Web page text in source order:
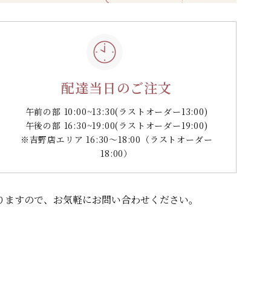
配達当日のご注文
午前の部 10:00~13:30(ラストオーダー13:00)
午後の部 16:30~19:00(ラストオーダー19:00)
※吉野店エリア 16:30～18:00（ラストオーダー
18:00）
すので、 お気軽にお問い合わせください。